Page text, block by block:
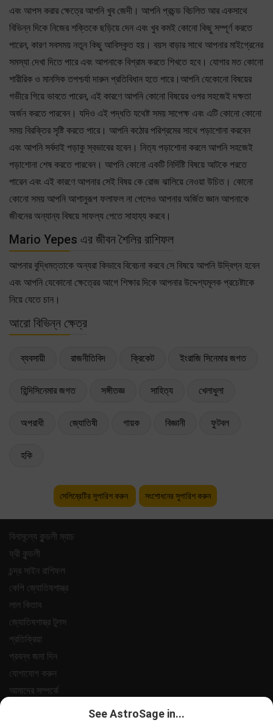
এবং আপস করার ক্ষেত্রে আপনি খুব জেদী। আপনি প্রচন্ড বিচলিত আর একসাথে
বিভিন্ন দিকে নিজের শক্তিকে ছড়িয়ে দেন এবং খুব কমই কোনো কিছু সম্পূর্ণ করতে
পারেন, কারণ সবসময় নতুন কিছু আবিস্কৃত হয়। বয়স বাড়ার সাথে আপনার মাইগ্রেনের
সমস্যা দেখা দিতে পারে এবং আপনাকে বিশ্রাম করতে শিখতে হবে। যোগার মত কোনো
শারীরিক ও মানসিক তপশ্চর্যা দারুন প্রতিবিধান হতে পারে।আপনি যেকোনো বিষয়ের
গভীরে গিয়ে ভাবতে পারেন, এই কারণে আপনি কোনো বিষয়ের ওপর সহজেই দক্ষতা
অর্জন করতে পারবেন। যদিও এই পদ্ধতি যথেষ্ট সময় সাপেক্ষ এবং এটি কোনো কোনো
সময় বিরক্তির সৃষ্টি করতে পারে। আপনি কঠোর পরিশ্রমের সাথে পড়াশোনা করবেন
এবং আপনি সর্বদাই পড়াকু স্বভাবের হবেন। নিত্য পড়াশোনা করলে আপনি সহজেই
পড়াশোনা শেষ করতে পারবেন। আপনি কোনো একটি নির্দিষ্টি বিষয়ে আটকে পরতে
পারেন এবং এই কারণে আপনার সেই বিষয় কে রোজ ঝালিয়ে নেওয়া উচিত। কোনো
কোনো সময় আপনি আশানুরূপ ফলাফল না পেলেও আপনার অর্জিত জ্ঞান আপনাকে
জীবনের অন্যান্য বিষয়ে সাফল্য পেতে সাহায্য করবে।
Mario Yepes এর জীবন শৈলির রাশিফল
আপনার বুদ্ধিমত্তাকে অন্যরা কিভাবে বিবেচনা করবে সে বিষয়ে আপনি উদ্বিগ্ন হবেন
এবং আপনি যেকোনো ক্ষেত্রের আগে শিক্ষার দিকে আপনার উদ্দেশ্যমূলক প্রচেষ্টাকে
নিয়ে যেতে চান।
আরো বিভিন্ন ক্ষেত্র
ব্যবসায়ী রাজনীতিবিদ ক্রিকেট ইংরাজি সিনেমার জগত
হিন্দিসিনেমার জগত সঙ্গীতজ্ঞ সাহিত্য খেলাধুলা
অপরাধী জ্যোতিষী গায়ক বিজ্ঞানী ফুটবল
হকি
সেলিব্রেটির সুপারিশ করুন সংশোধনের সুপারিশ করুন
বিনামূল্যে কুন্ডলী ম্যাচ
ফ্রী কুন্ডলী
চন্দ্র সাইন রাশিফল
কেপি জ্যোতিষশাস্ত্র
লাল কিতাব
জ্যোতিষশাস্ত্র টুলস
প্রতিক্রিয়া
প্রবন্ধ জমা দিন
যোগাযোগ করুন
আমাদের সম্পর্কে
See AstroSage in...